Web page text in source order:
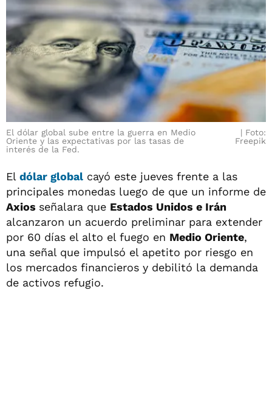
El dólar global sube entre la guerra en Medio
Oriente y las expectativas por las tasas de
interés de la Fed.
Foto:
Freepik
El dólar global cayó este jueves frente a las
principales monedas luego de que un informe de
Axios señalara que Estados Unidos e Irán
alcanzaron un acuerdo preliminar para extender
por 60 días el alto el fuego en Medio Oriente,
una señal que impulsó el apetito por riesgo en
los mercados financieros y debilitó la demanda
de activos refugio.